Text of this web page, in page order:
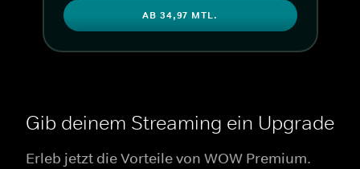
AB 34,97 MTL.
Gib deinem Streaming ein Upgrade
Erleb jetzt die Vorteile von WOW Premium.